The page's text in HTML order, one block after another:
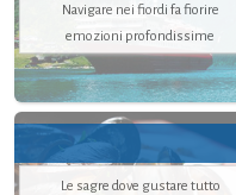
Navigare nei fiordi fa fiorire
emozioni profondissime
Le sagre dove gustare tutto